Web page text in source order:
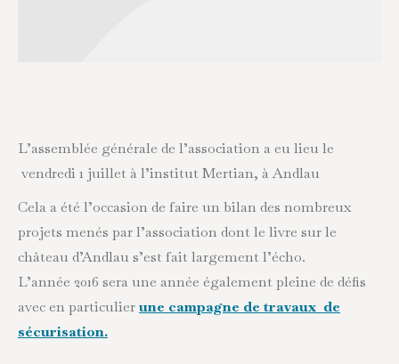
L’assemblée générale de l’association a eu lieu le
vendredi 1 juillet à l’institut Mertian, à Andlau
Cela a été l’occasion de faire un bilan des nombreux
projets menés par l’association dont le livre sur le
château d’Andlau s’est fait largement l’écho.
L’année 2016 sera une année également pleine de défis
avec en particulierune campagne de travaux de
sécurisation.